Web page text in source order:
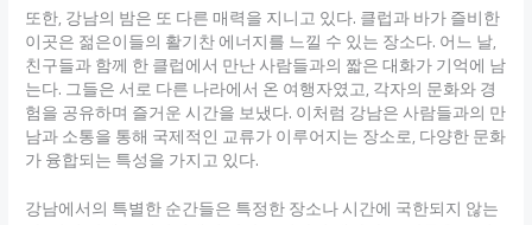
또한, 강남의 밤은 또 다른 매력을 지니고 있다. 클럽과 바가 즐비한
이곳은 젊은이들의 활기찬 에너지를 느낄 수 있는 장소다. 어느 날,
친구들과 함께 한 클럽에서 만난 사람들과의 짧은 대화가 기억에 남
는다. 그들은 서로 다른 나라에서 온 여행자였고, 각자의 문화와 경
험을 공유하며 즐거운 시간을 보냈다. 이처럼 강남은 사람들과의 만
남과 소통을 통해 국제적인 교류가 이루어지는 장소로, 다양한 문화
가 융합되는 특성을 가지고 있다.
강남에서의 특별한 순간들은 특정한 장소나 시간에 국한되지 않는